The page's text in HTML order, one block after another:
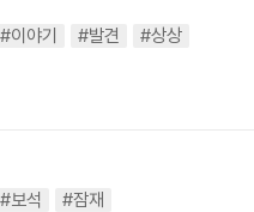
#이야기 #발견
#상상
#보석 #잠재